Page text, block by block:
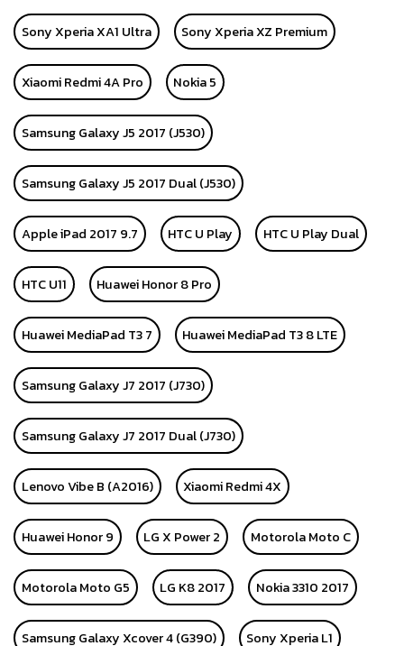
Sony Xperia XA1 Ultra Sony Xperia XZ Premium
Xiaomi Redmi 4A Pro Nokia 5
Samsung Galaxy J5 2017 (J530)
Samsung Galaxy J5 2017 Dual (J530)
Apple iPad 2017 9.7 HTC U Play HTC U Play Dual
HTC U11 Huawei Honor 8 Pro
Huawei MediaPad T3 7 Huawei MediaPad T3 8 LTE
Samsung Galaxy J7 2017 (J730)
Samsung Galaxy J7 2017 Dual (J730)
Lenovo Vibe B (A2016) Xiaomi Redmi 4X
Huawei Honor 9 LG X Power 2 Motorola Moto C
Motorola Moto G5 LG K8 2017 Nokia 3310 2017
Samsung Galaxy Xcover 4 (G390) Sony Xperia L1